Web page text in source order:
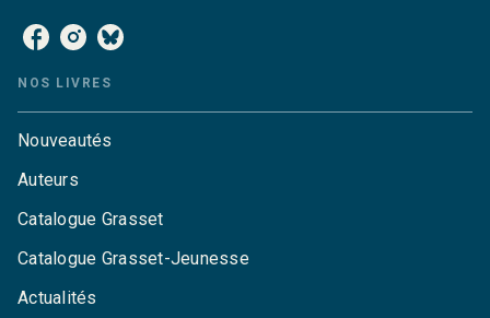
NOS LIVRES
Nouveautés
Auteurs
Catalogue Grasset
Catalogue Grasset-Jeunesse
Actualités